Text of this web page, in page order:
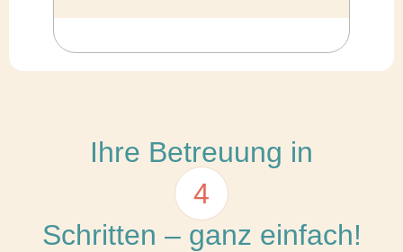
Ihre Betreuung in
4
Schritten – ganz einfach!